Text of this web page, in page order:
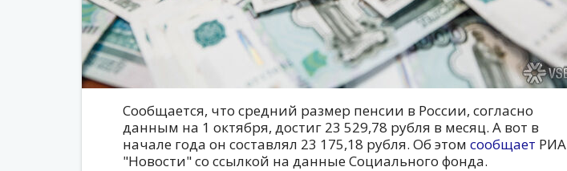
Сообщается, что средний размер пенсии в России, согласно
данным на 1 октября, достиг 23 529,78 рубля в месяц. А вот в
начале года он составлял 23 175,18 рубля. Об этом сообщает РИА
"Новости" со ссылкой на данные Социального фонда.